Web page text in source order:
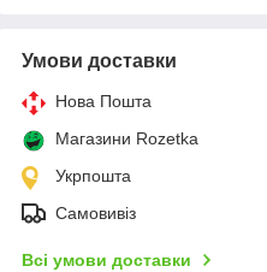
Умови доставки
Нова Пошта
Магазини Rozetka
Укрпошта
Самовивіз
Всі умови доставки